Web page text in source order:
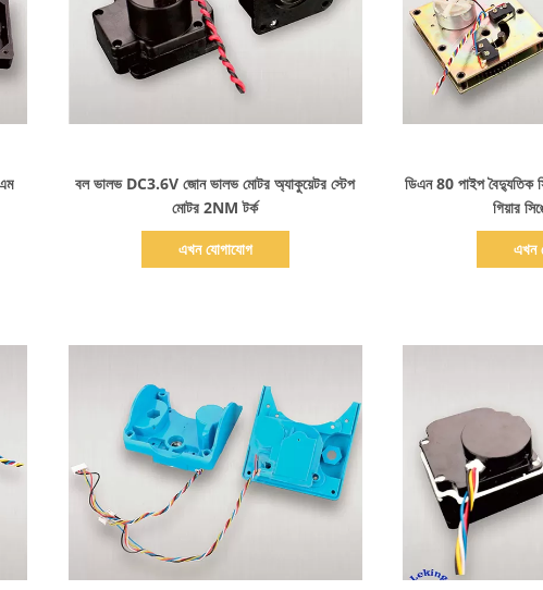
বল ভালভ DC3.6V জোন ভালভ মোটর অ্যাকুয়েটর স্টেপ
মোটর 2NM টর্ক
এখন যোগাযোগ
ডিএন 80 পাইপ বৈদ্যুতিক
গিয়ার
এখন